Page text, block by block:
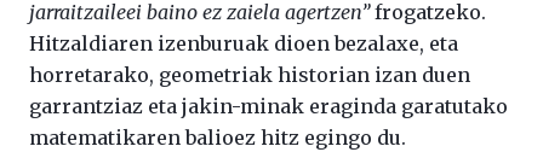
jarraitzaileei baino ez zaiela agertzen”frogatzeko.
Hitzaldiaren izenburuak dioen bezalaxe, eta
horretarako, geometriak historian izan duen
garrantziaz eta jakin-minak eraginda garatutako
matematikaren balioez hitz egingo du.